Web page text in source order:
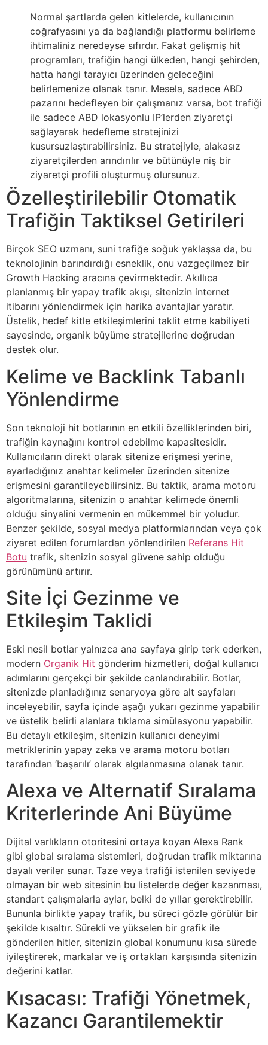
Normal şartlarda gelen kitlelerde, kullanıcının
coğrafyasını ya da bağlandığı platformu belirleme
ihtimaliniz neredeyse sıfırdır. Fakat gelişmiş hit
programları, trafiğin hangi ülkeden, hangi şehirden,
hatta hangi tarayıcı üzerinden geleceğini
belirlemenize olanak tanır. Mesela, sadece ABD
pazarını hedefleyen bir çalışmanız varsa, bot trafiği
ile sadece ABD lokasyonlu IP’lerden ziyaretçi
sağlayarak hedefleme stratejinizi
kusursuzlaştırabilirsiniz. Bu stratejiyle, alakasız
ziyaretçilerden arındırılır ve bütünüyle niş bir
ziyaretçi profili oluşturmuş olursunuz.
Özelleştirilebilir Otomatik
Trafiğin Taktiksel Getirileri
Birçok SEO uzmanı, suni trafiğe soğuk yaklaşsa da, bu
teknolojinin barındırdığı esneklik, onu vazgeçilmez bir
Growth Hacking aracına çevirmektedir. Akıllıca
planlanmış bir yapay trafik akışı, sitenizin internet
itibarını yönlendirmek için harika avantajlar yaratır.
Üstelik, hedef kitle etkileşimlerini taklit etme kabiliyeti
sayesinde, organik büyüme stratejilerine doğrudan
destek olur.
Kelime ve Backlink Tabanlı
Yönlendirme
Son teknoloji hit botlarının en etkili özelliklerinden biri,
trafiğin kaynağını kontrol edebilme kapasitesidir.
Kullanıcıların direkt olarak sitenize erişmesi yerine,
ayarladığınız anahtar kelimeler üzerinden sitenize
erişmesini garantileyebilirsiniz. Bu taktik, arama motoru
algoritmalarına, sitenizin o anahtar kelimede önemli
olduğu sinyalini vermenin en mükemmel bir yoludur.
Benzer şekilde, sosyal medya platformlarından veya çok
ziyaret edilen forumlardan yönlendirilen Referans Hit
Botu trafik, sitenizin sosyal güvene sahip olduğu
görünümünü artırır.
Site İçi Gezinme ve
Etkileşim Taklidi
Eski nesil botlar yalnızca ana sayfaya girip terk ederken,
modern Organik Hit gönderim hizmetleri, doğal kullanıcı
adımlarını gerçekçi bir şekilde canlandırabilir. Botlar,
sitenizde planladığınız senaryoya göre alt sayfaları
inceleyebilir, sayfa içinde aşağı yukarı gezinme yapabilir
ve üstelik belirli alanlara tıklama simülasyonu yapabilir.
Bu detaylı etkileşim, sitenizin kullanıcı deneyimi
metriklerinin yapay zeka ve arama motoru botları
tarafından ‘başarılı’ olarak algılanmasına olanak tanır.
Alexa ve Alternatif Sıralama
Kriterlerinde Ani Büyüme
Dijital varlıkların otoritesini ortaya koyan Alexa Rank
gibi global sıralama sistemleri, doğrudan trafik miktarına
dayalı veriler sunar. Taze veya trafiği istenilen seviyede
olmayan bir web sitesinin bu listelerde değer kazanması,
standart çalışmalarla aylar, belki de yıllar gerektirebilir.
Bununla birlikte yapay trafik, bu süreci gözle görülür bir
şekilde kısaltır. Sürekli ve yükselen bir grafik ile
gönderilen hitler, sitenizin global konumunu kısa sürede
iyileştirerek, markalar ve iş ortakları karşısında sitenizin
değerini katlar.
Kısacası: Trafiği Yönetmek,
Kazancı Garantilemektir